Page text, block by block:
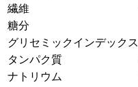
繊維
糖分
グリセミックインデックス
タンパク質
ナトリウム